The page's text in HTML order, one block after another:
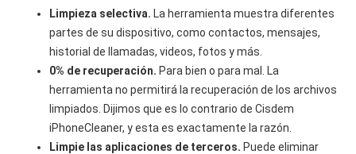
Limpieza selectiva. La herramienta muestra diferentes
partes de su dispositivo, como contactos, mensajes,
historial de llamadas, videos, fotos y más.
0% de recuperación. Para bien o para mal. La
herramienta no permitirá la recuperación de los archivos
limpiados. Dijimos que es lo contrario de Cisdem
iPhoneCleaner, y esta es exactamente la razón.
Limpie las aplicaciones de terceros. Puede eliminar